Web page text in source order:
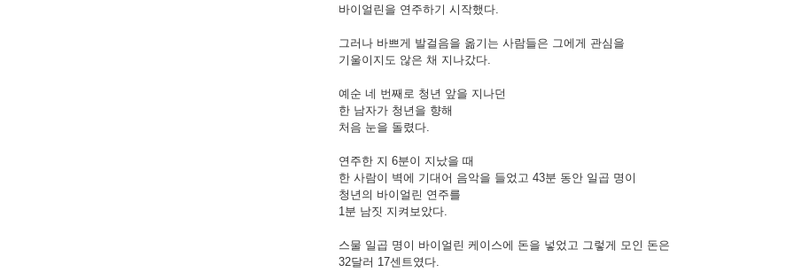
바이얼린을 연주하기 시작했다.
그러나 바쁘게 발걸음을 옮기는 사람들은 그에게 관심을
기울이지도 않은 채 지나갔다.
예순 네 번째로 청년 앞을 지나던
한 남자가 청년을 향해
처음 눈을 돌렸다.
연주한 지 6분이 지났을 때
한 사람이 벽에 기대어 음악을 들었고 43분 동안 일곱 명이
청년의 바이얼린 연주를
1분 남짓 지켜보았다.
스물 일곱 명이 바이얼린 케이스에 돈을 넣었고 그렇게 모인 돈은
32달러 17센트였다.